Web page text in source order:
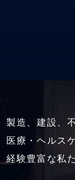
製造、建設、
医療・ヘルス
経験豊富な私